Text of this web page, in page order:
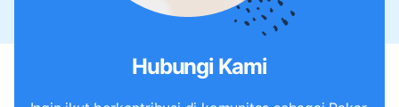
Hubungi Kami